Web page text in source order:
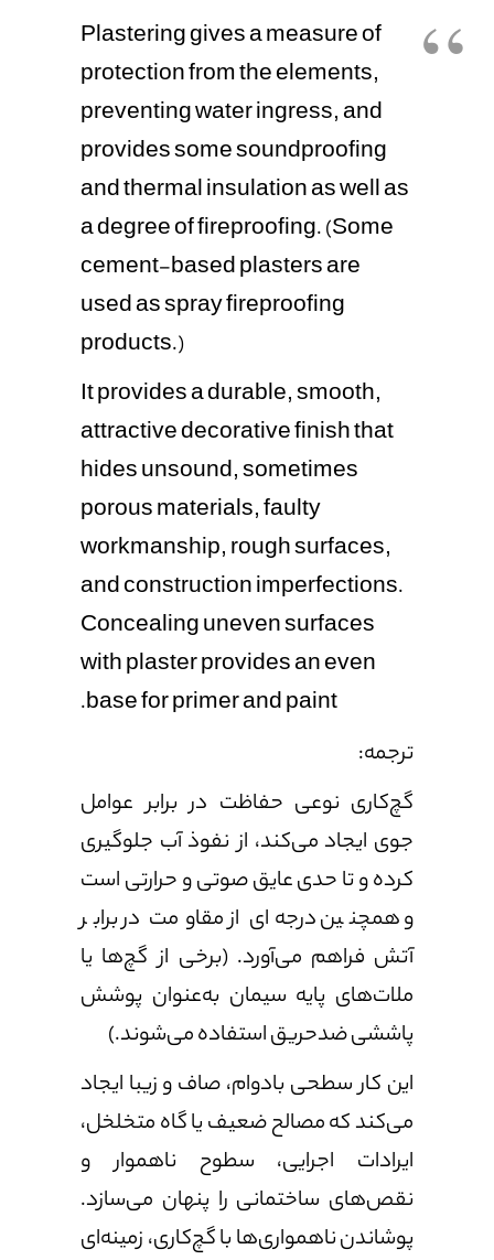
Plastering gives a measure of
protection from the elements,
preventing water ingress, and
provides some soundproofing
and thermal insulation as well as
a degree of fireproofing. (Some
cement-based plasters are
used as spray fireproofing
products.)
It provides a durable, smooth,
attractive decorative finish that
hides unsound, sometimes
porous materials, faulty
workmanship, rough surfaces,
and construction imperfections.
Concealing uneven surfaces
with plaster provides an even
base for primer and paint.
ترجمه:
گچ‌کاری نوعی حفاظت در برابر عوامل
جوی ایجاد می‌کند، از نفوذ آب جلوگیری
کرده و تا حدی عایق صوتی و حرارتی است
و همچنین درجه‌ای از مقاومت در برابر
آتش فراهم می‌آورد. (برخی از گچ‌ها یا
ملات‌های پایه سیمان به‌عنوان پوشش
پاششی ضدحریق استفاده می‌شوند.)
این کار سطحی بادوام، صاف و زیبا ایجاد
می‌کند که مصالح ضعیف یا گاه متخلخل،
ایرادات اجرایی، سطوح ناهموار و
نقص‌های ساختمانی را پنهان می‌سازد.
پوشاندن ناهمواری‌ها با گچ‌کاری، زمینه‌ای